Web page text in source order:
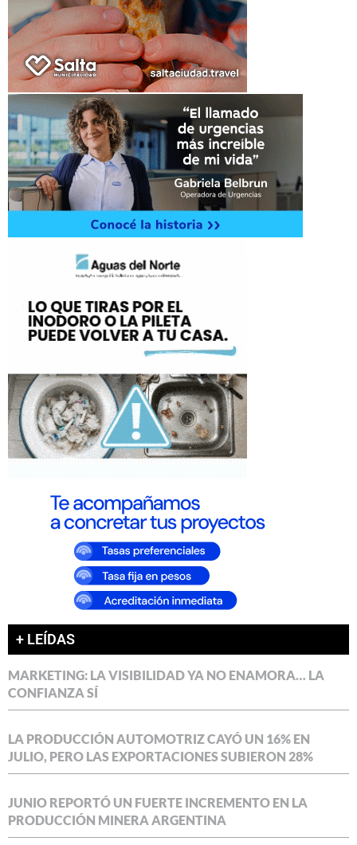
+ LEÍDAS
MARKETING: LA VISIBILIDAD YA NO ENAMORA… LA
CONFIANZA SÍ
LA PRODUCCIÓN AUTOMOTRIZ CAYÓ UN 16% EN
JULIO, PERO LAS EXPORTACIONES SUBIERON 28%
JUNIO REPORTÓ UN FUERTE INCREMENTO EN LA
PRODUCCIÓN MINERA ARGENTINA